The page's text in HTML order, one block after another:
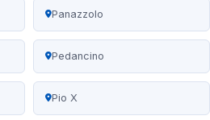
Panazzolo
Pedancino
Pio X